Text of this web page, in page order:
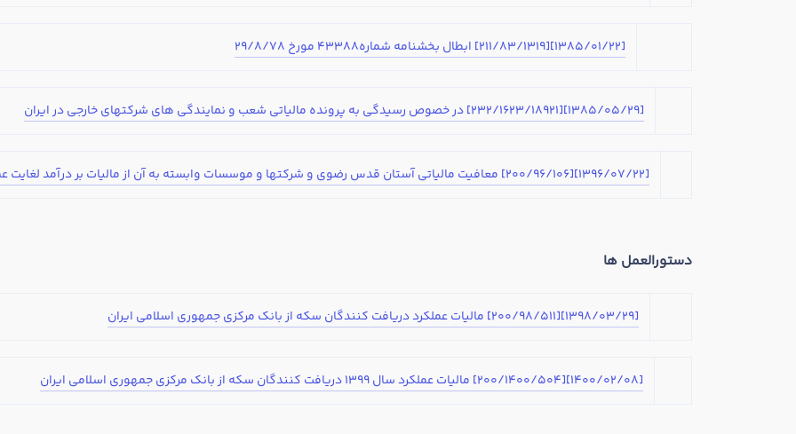
[1385/01/22][211/83/1319] ابطال بخشنامه شماره43388 مورخ 29/8/78
[1385/05/29][232/1623/18921] در خصوص رسیدگی به پرونده مالیاتی شعب و نمایندگی های شرکتهای خارجی در ایران
[1396/07/22][200/96/106] معافیت مالیاتی آستان قدس رضوی و شرکتها و موسسات وابسته به آن از مالیات بر درآمد لغایت عملکرد سال 1395
دستورالعمل ها
[1398/03/29][200/98/511] مالیات عملکرد دریافت کنندگان سکه از بانک مرکزی جمهوری اسلامی ایران
[1400/02/08][200/1400/504] مالیات عملکرد سال 1399 دریافت کنندگان سکه از بانک مرکزی جمهوری اسلامی ایران رشته تحصیلی مقطع